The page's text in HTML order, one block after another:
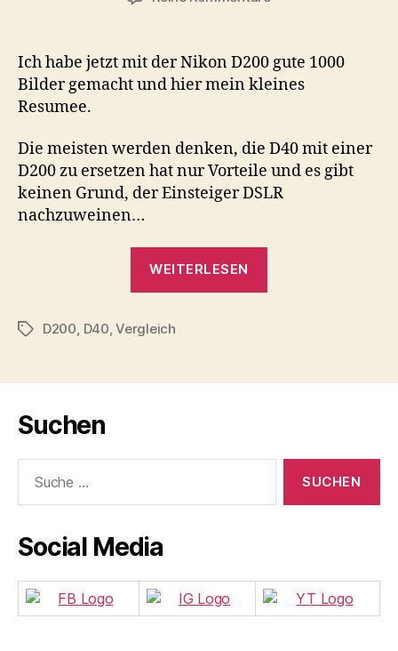
D40
–
Ich habe jetzt mit der Nikon D200 gute 1000
Bilder gemacht und hier mein kleines
Resumee.
Die meisten werden denken, die D40 mit einer
D200 zu ersetzen hat nur Vorteile und es gibt
keinen Grund, der Einsteiger DSLR
nachzuweinen…
WEITERLESEN
Schlagwörter
D200 D40 ,Vergleich
Suchen
nach:
Social Media